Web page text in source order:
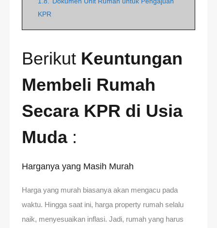
KPR
Berikut Keuntungan
Membeli Rumah
Secara KPR di Usia
Muda:
Harganya yang Masih Murah
Harga yang murah biasanya akan mengacu pada
waktu. Hingga saat ini, harga property rumah selalu
naik, menyesuaikan inflasi. Jadi, rumah yang harus